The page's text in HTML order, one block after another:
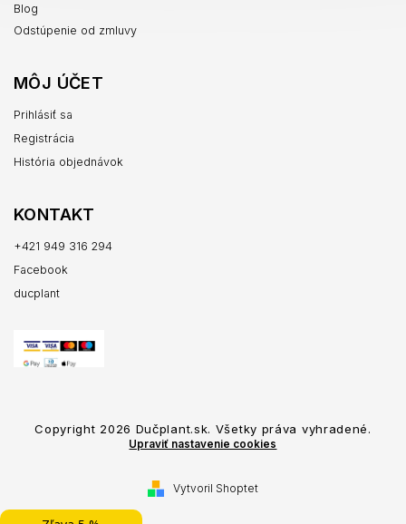
Blog
Odstúpenie od zmluvy
MÔJ ÚČET
Prihlásiť sa
Registrácia
História objednávok
KONTAKT
+421 949 316 294
Facebook
ducplant
Vytvoril Shoptet
Copyright 2026 Dučplant.sk. Všetky práva vyhradené.
Upraviť nastavenie cookies